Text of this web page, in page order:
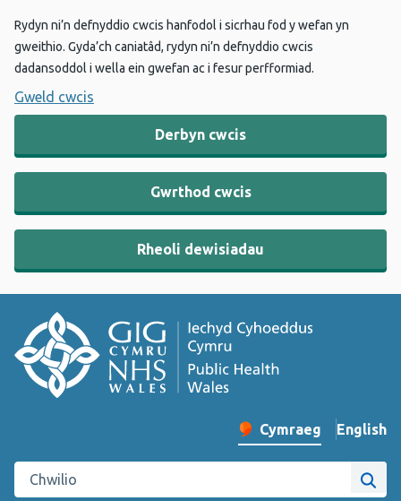
Rydyn ni’n defnyddio cwcis hanfodol i sicrhau fod y wefan yn
gweithio. Gyda’ch caniatâd, rydyn ni’n defnyddio cwcis
dadansoddol i wella ein gwefan ac i fesur perfformiad.
Gweld cwcis
Derbyn cwcis
Gwrthod cwcis
Rheoli dewisiadau
Newid iaith y wefan
Cymraeg English
–
Chwilio gwefan Iechyd Cyhoeddus Cymru